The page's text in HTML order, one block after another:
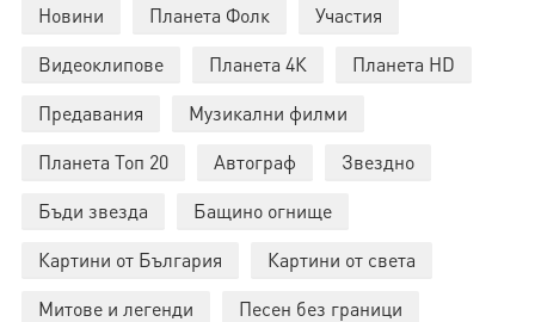
Новини Планета Фолк
Участия
Видеоклипове
Планета 4К
Планета HD
Предавания
Музикални филми
Планета Топ 20
Автограф
Звездно
Бъди звезда
Бащино огнище
Картини от България
Картини от света
Митове и легенди
Песен без граници